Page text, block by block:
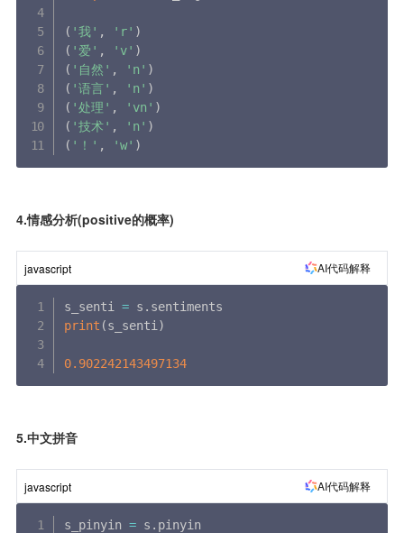
( '我' , 'r' )
( '爱' , 'v' )
( '自然' , 'n' )
( '语言' , 'n' )
( '处理' , 'vn' )
( '技术' , 'n' )
( '！' , 'w' )
4.情感分析(positive的概率)
javascript AI代码解释
s_senti = s .
print (s_senti )
0.902242143497134
5.中文拼音
javascript AI代码解释
s_pinyin = s .